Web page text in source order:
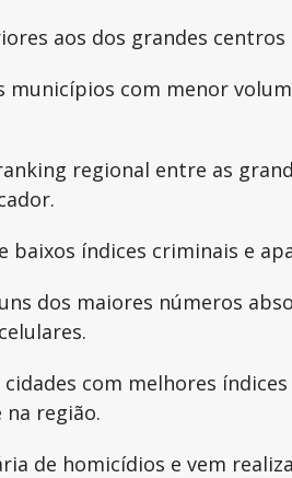
aos dos grandes
municípios com menor
regional entre as
baixos índices criminais e
dos maiores números
cidades com melhores
região.
de homicídios e vem